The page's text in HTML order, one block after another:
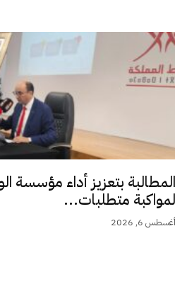
المطالبة بتعزيز أداء مؤسسة
لمواكبة متطلبات...
أغسطس 6, 2026